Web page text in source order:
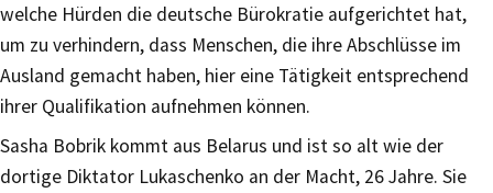
welche Hürden die deutsche Bürokratie aufgerichtet hat,
um zu verhindern, dass Menschen, die ihre Abschlüsse im
Ausland gemacht haben, hier eine Tätigkeit entsprechend
ihrer Qualifikation aufnehmen können.
Sasha Bobrik kommt aus Belarus und ist so alt wie der
dortige Diktator Lukaschenko an der Macht, 26 Jahre. Sie